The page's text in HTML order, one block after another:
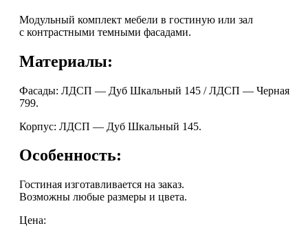
Модульный комплект мебели в гостиную или зал
с контрастными темными фасадами.
Материалы:
Фасады: ЛДСП — Дуб Шкальный 145 / ЛДСП — Черная
799.
Корпус: ЛДСП — Дуб Шкальный 145.
Особенность:
Гостиная изготавливается на заказ.
Возможны любые размеры и цвета.
Цена: